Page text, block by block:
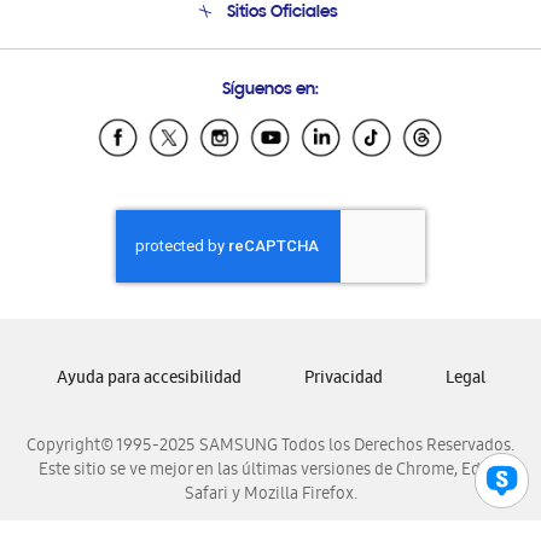
Soporte vía eMail
Sitios Oficiales
Samsung Ecuador
Samsung El Salvador
Samsung Honduras
Samsung Nicaragua
Samsung Panamá
Samsung Venezuela
Síguenos en:
Copyright© 1995-2025 SAMSUNG Todos los Derechos Reservados.
Este sitio se ve mejor en las últimas versiones de Chrome, Edge,
Safari y Mozilla Firefox.
Ayuda para accesibilidad Privacidad Legal